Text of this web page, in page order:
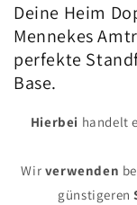
Deine Heim
Mennekes
perfekte
Base.
Hierbei handelt
Wir verwenden
günstigeren